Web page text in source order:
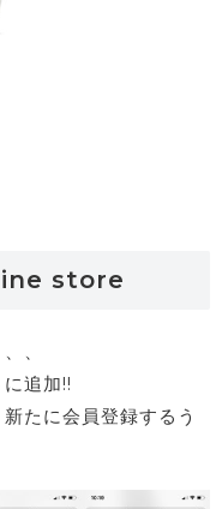
store
、
追加!!
たに会員登録するう